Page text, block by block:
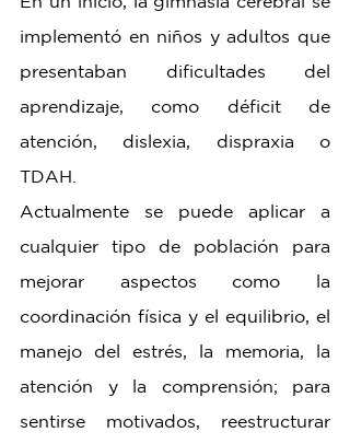
implementó en niños y adultos que
presentaban dificultades del
aprendizaje, como déficit de
atención, dislexia, dispraxia o
TDAH.
Actualmente se puede aplicar a
cualquier tipo de población para
mejorar aspectos como la
coordinación física y el equilibrio, el
manejo del estrés, la memoria, la
atención y la comprensión; para
sentirse motivados, reestructurar